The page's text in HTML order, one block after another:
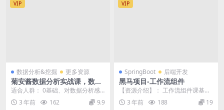
VIP
数据分析&挖掘 更多资源
菊安酱数据分析实战课，数据
分析师培训视频课程
适合人群： 0基础、对数据分析感
兴趣的小白想要转行数据分析的运
营人员 有一点业务...
3 年前 162 9.9
VIP
SpringBoot 后端开发
黑马项目-工作流组件
【资源介绍】： 工作流组件课基于
SpringBoot+Activiti7+Myb...
3 年前 188 19